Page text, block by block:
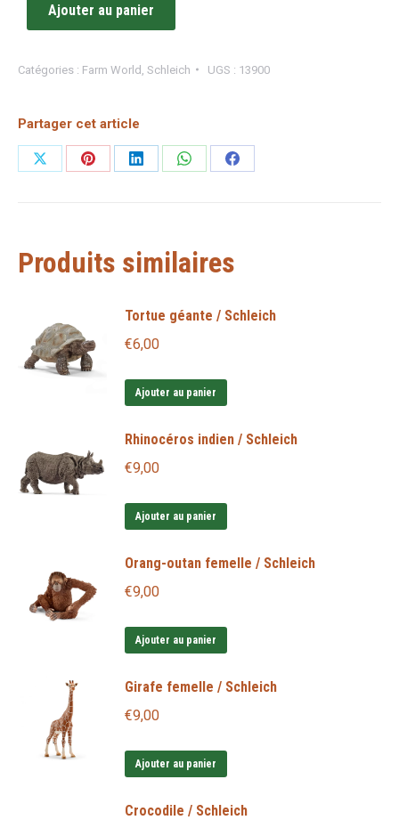
Ajouter au panier
Catégories : Farm World Schleich UGS : 13900
Partager cet article
PartagerPartagerPartagerPartagerPartager
Produits similaires
Tortue géante / Schleich
€6,00
Ajouter au panier
Rhinocéros indien / Schleich
€9,00
Ajouter au panier
Orang-outan femelle / Schleich
€9,00
Ajouter au panier
Girafe femelle / Schleich
€9,00
Ajouter au panier
Crocodile / Schleich